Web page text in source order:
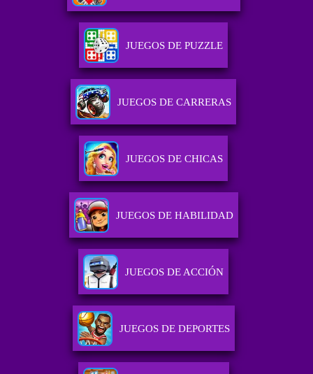
JUEGOS DE PUZZLE
JUEGOS DE CARRERAS
JUEGOS DE CHICAS
JUEGOS DE HABILIDAD
JUEGOS DE ACCIÓN
JUEGOS DE DEPORTES